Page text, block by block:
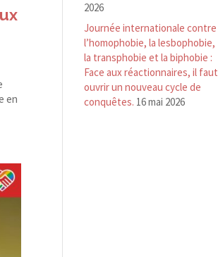
en
2026
Journée internationale contre
l’homophobie, la lesbophobie,
la transphobie et la biphobie :
Face aux réactionnaires, il faut
ouvrir un nouveau cycle de
conquêtes. 16 mai 2026